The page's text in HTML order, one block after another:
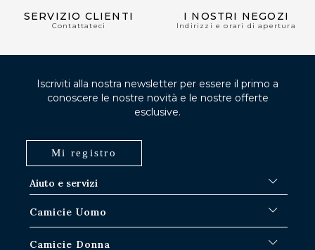
SERVIZIO CLIENTI
Contattateci
I NOSTRI NEGOZI
Indirizzi e orari di apertura
Aiuto e servizi
Procedure di spedizione
Camicie Uomo
Camicie Donna
Iscriviti alla nostra newsletter per essere il primo a
conoscere le nostre novità e le nostre offerte
esclusive.
Mi registro